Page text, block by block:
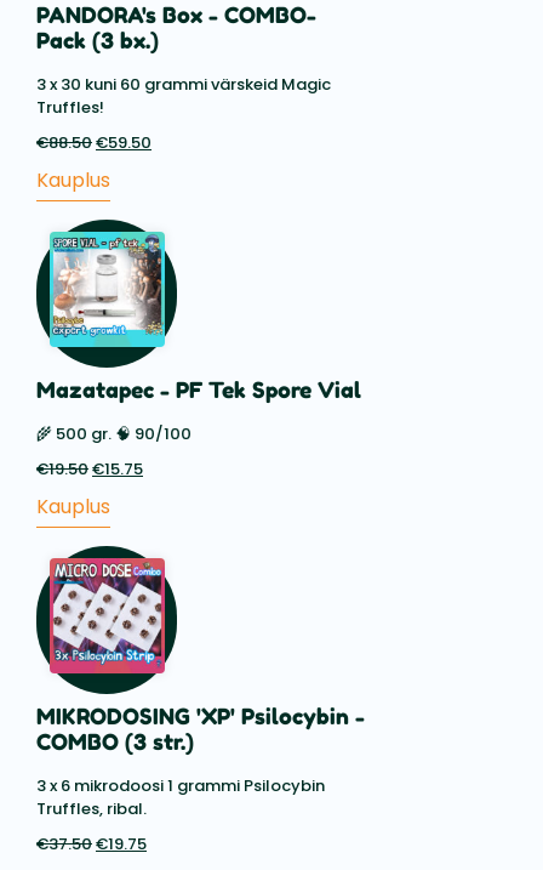
PANDORA's Box - COMBO-
Pack (3 bx.)
3 x 30 kuni 60 grammi värskeid Magic
Truffles!
€88.50Esialgne
oli:
€59.50
Kauplus
Mazatapec - PF Tek Spore Vial
🌾 500 gr. 🧠 90/100
€19.50Esialgne
oli:
€15.75
Kauplus
MIKRODOSING 'XP' Psilocybin -
COMBO (3 str.)
3 x 6 mikrodoosi 1 grammi Psilocybin
Truffles, ribal.
€37.50Esialgne
€19.75